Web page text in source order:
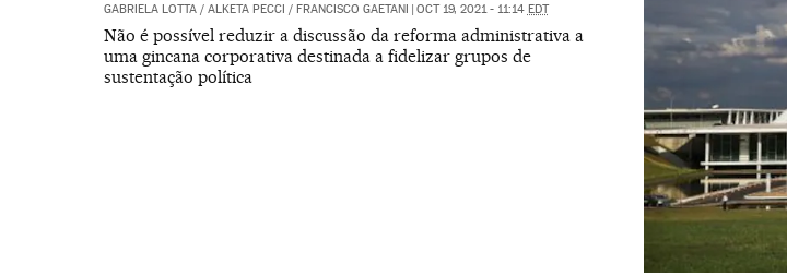
GABRIELA LOTTA/ ALKETA PECCI / FRANCISCO GAETANI | OCT 19, 2021 - 11:14 EDT
Não é possível reduzir a discussão da reforma administrativa a
uma gincana corporativa destinada a fidelizar grupos de
sustentação política